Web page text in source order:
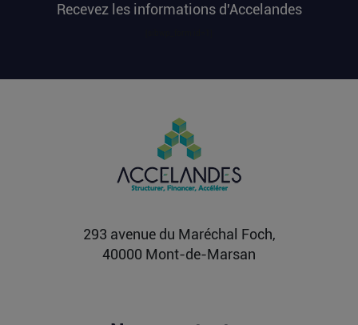
premier sur...
chez OpenAI pour se soigner
L’article Après une pause de 3 mois, la Française
Fidji Simo quitte son poste chez OpenAI pour se
Recevez les informations d'Accelandes
293 avenue du Maréchal Foch,
40000 Mont-de-Marsan